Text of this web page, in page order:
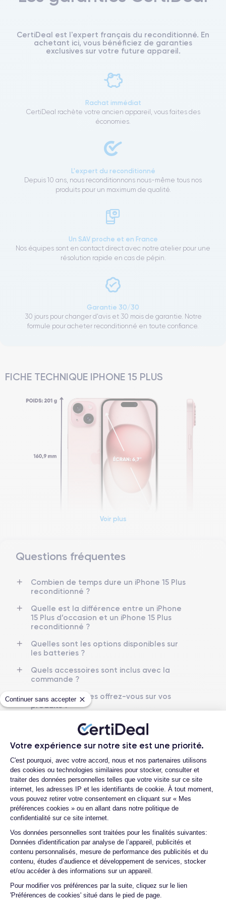
Continuer sans accepter
Votre expérience sur notre site est une priorité.
Plateforme de Gestion du
C'est pourquoi, avec votre accord, nous et nos partenaires utilisons
des cookies ou technologies similaires pour stocker, consulter et
traiter des données personnelles telles que votre visite sur ce site
internet, les adresses IP et les identifiants de cookie. À tout moment,
vous pouvez retirer votre consentement en cliquant sur « Mes
préférences cookies » ou en allant dans notre politique de
confidentialité sur ce site internet.
Vos données personnelles sont traitées pour les finalités suivantes:
Données d'identification par analyse de l’appareil, publicités et
contenu personnalisés, mesure de performance des publicités et du
contenu, études d’audience et développement de services, stocker
et/ou accéder à des informations sur un appareil.
Pour modifier vos préférences par la suite, cliquez sur le lien
'Préférences de cookies' situé dans le pied de page.
Axeptio consent
CertiDeal est l'expert français du reconditionné. En
achetant ici, vous bénéficiez de garanties
exclusives sur votre future appareil.
Rachat immédiat
CertiDeal rachète votre ancien appareil, vous faites des
économies.
L'expert du reconditionné
Depuis 10 ans, nous reconditionnons nous-même tous nos
produits pour un maximum de qualité.
Un SAV proche et en France
Nos équipes sont en contact direct avec notre atelier pour une
résolution rapide en cas de pépin.
Garantie 30/30
30 jours pour changer d'avis et 30 mois de garantie. Notre
formule pour acheter reconditionné en toute confiance.
FICHE TECHNIQUE IPHONE 15 PLUS
Dimensions et poids iPhone 15
Date de sortie
22/09/2023
Système exploitation
Dimensions
160.9×77.8×7.8 mm
Poids
Écran
OLED 6.7 pouces
Résolution écran
Nom CPU Nombre de cœurs
Nom GPU
GPU 5 cœurs
Fréq. processeur
Caméra
48 Mpx
Caméra Frontale
12 Mpx
Résolution vidéo
4K - 3840 x 2160 px
Recharge rapide
Batterie Type de SIM
eSIM
Réseau mobile Débloqué
Voir plus
Questions fréquentes
Combien de temps dure un iPhone 15 Plus
reconditionné ?
Quelle est la différence entre un iPhone
15 Plus d’occasion et un iPhone 15 Plus
reconditionné ?
Quelles sont les options disponibles sur
les batteries ?
Quels accessoires sont inclus avec la
commande ?
Quelles garanties offrez-vous sur vos
produits ?
Quels sont vos moyens de paiement ?
en plusieurs fois ?
Que se passe-t-il après avoir passé la
commande ?
Quelle société utilisez-vous pour
l'expédition ?
Quels sont les délais de livraison ?
Que se passe-t-il si je change d'avis
après avoir acheté/reçu le produit ?
Comment demander un retour ?
Quelle est la différence entre une carte